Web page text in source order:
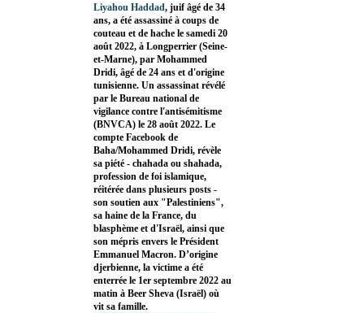
Liyahou Haddad, juif âgé de 34
ans, a été assassiné à coups de
couteau et de hache le samedi 20
août 2022, à Longperrier (Seine-
et-Marne), par Mohammed
Dridi, âgé de 24 ans et d'origine
tunisienne. Un assassinat révélé
par le Bureau national de
vigilance contre l'antisémitisme
(BNVCA) le 28 août 2022. Le
compte Facebook de
Baha/Mohammed Dridi, révèle
sa piété - chahada ou shahada,
profession de foi islamique,
réitérée dans plusieurs posts -
son soutien aux "Palestiniens",
sa haine de la France, du
blasphème et d'Israël, ainsi que
son mépris envers le Président
Emmanuel Macron. D’origine
djerbienne, la victime a été
enterrée le 1er septembre 2022 au
matin à Beer Sheva (Israël) où
vit sa famille.